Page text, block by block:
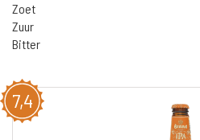
Zoet
Zuur
Bitter
7,4